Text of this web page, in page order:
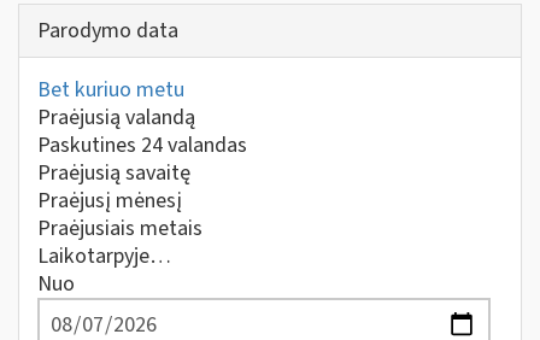
Parodymo data
Bet kuriuo metu
Praėjusią valandą
Paskutines 24 valandas
Praėjusią savaitę
Praėjusį mėnesį
Praėjusiais metais
Laikotarpyje…
Nuo